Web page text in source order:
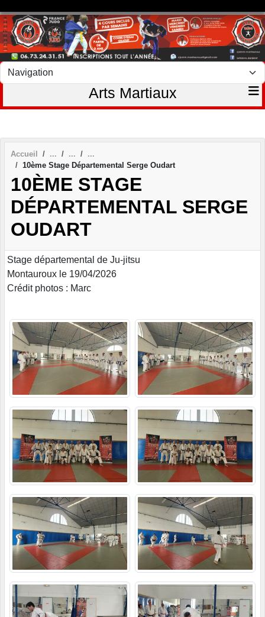
Arts Martiaux
Accueil
10ème Stage Départemental Serge Oudart
10ÈME STAGE
DÉPARTEMENTAL SERGE
OUDART
Stage départemental de Ju-jitsu
Montauroux le 19/04/2026
Crédit photos : Marc